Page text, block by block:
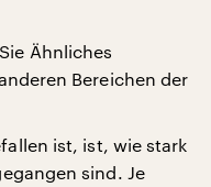
Ähnliches
Bereichen der
ist, ist, wie stark
sind. Je